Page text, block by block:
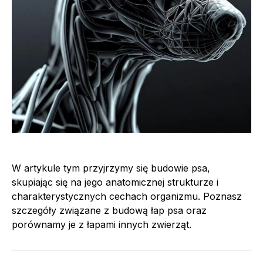
W artykule tym przyjrzymy się budowie psa,
skupiając się na jego anatomicznej strukturze i
charakterystycznych cechach organizmu. Poznasz
szczegóły związane z budową łap psa oraz
porównamy je z łapami innych zwierząt.